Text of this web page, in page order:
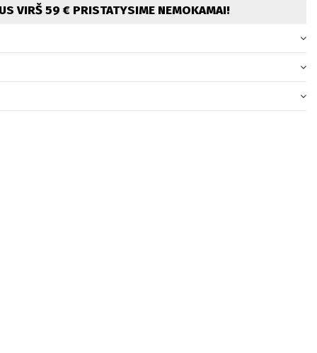
VIRŠ 59 € PRISTATYSIME NEMOKAMAI!